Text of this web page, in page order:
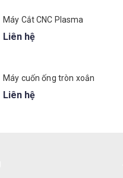
Máy Cắt CNC Plasma
Liên hệ
Máy cuốn ống tròn xoắn
Liên hệ